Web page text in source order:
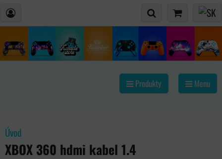
Produkty Menu
Úvod
XBOX 360 hdmi kabel 1.4